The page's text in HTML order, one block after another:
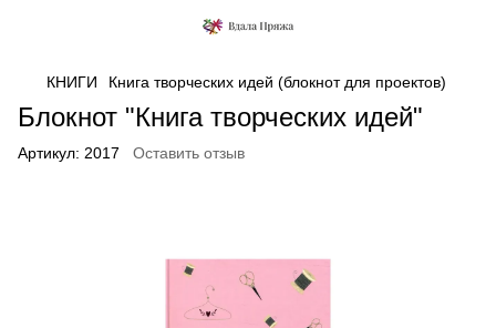
КНИГИ Книга творческих идей (блокнот для проектов)
Блокнот "Книга творческих идей"
Артикул: 2017 Оставить отзыв